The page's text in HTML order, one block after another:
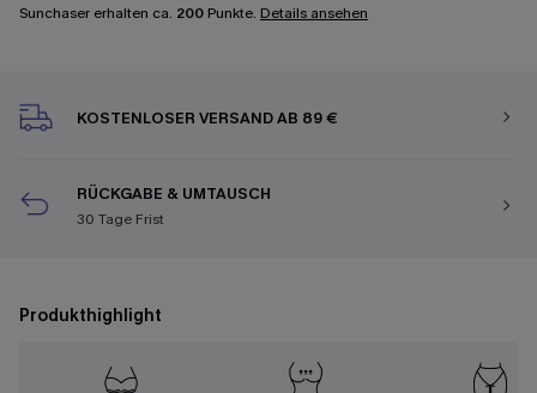
Sunchaser erhalten ca. 200 Punkte. Details ansehen
KOSTENLOSER VERSAND AB 89 €
RÜCKGABE & UMTAUSCH
30 Tage Frist
Produkthighlight